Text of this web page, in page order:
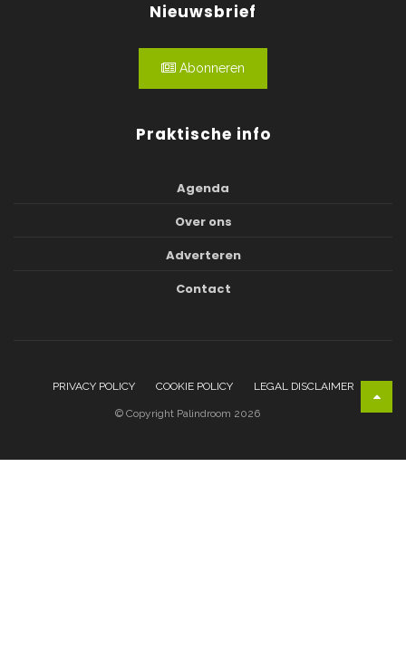
Nieuwsbrief
Abonneren
Praktische info
Agenda
Over ons
Adverteren
Contact
PRIVACY POLICY COOKIE POLICY LEGAL DISCLAIMER
© Copyright Palindroom 2026